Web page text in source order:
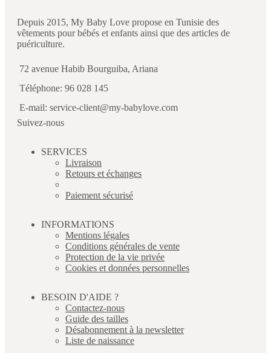
Depuis 2015, My Baby Love propose en Tunisie des
vêtements pour bébés et enfants ainsi que des articles de
puériculture.
72 avenue Habib Bourguiba, Ariana
Téléphone: 96 028 145
E-mail: service-client@my-babylove.com
Suivez-nous
SERVICES
Livraison
Retours et échanges
Paiement sécurisé
INFORMATIONS
Mentions légales
Conditions générales de vente
Protection de la vie privée
Cookies et données personnelles
BESOIN D'AIDE ?
Contactez-nous
Guide des tailles
Désabonnement à la newsletter
Liste de naissance